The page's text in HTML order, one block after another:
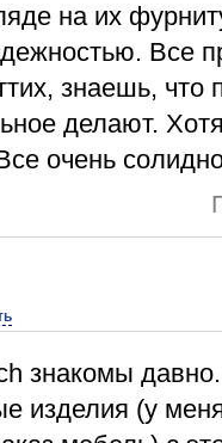
на их
Все
знаешь,
делают.
очень
знакомы
изделия (у